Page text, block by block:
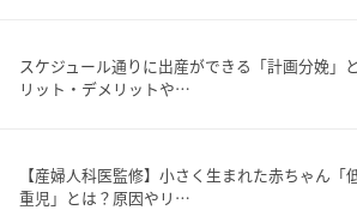
スケジュール通りに出産ができる「計画分娩」
リット・デメリットや…
【産婦人科医監修】小さく生まれた赤ちゃん「
重児」とは？原因やリ…